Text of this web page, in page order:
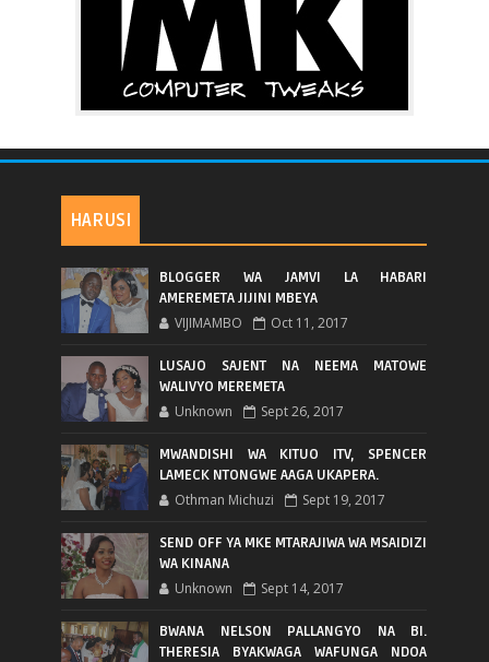
HARUSI
BLOGGER WA JAMVI LA HABARI
AMEREMETA JIJINI MBEYA
VIJIMAMBO Oct 11, 2017
LUSAJO SAJENT NA NEEMA MATOWE
WALIVYO MEREMETA
Unknown Sept 26, 2017
MWANDISHI WA KITUO ITV, SPENCER
LAMECK NTONGWE AAGA UKAPERA.
Othman Michuzi Sept 19, 2017
SEND OFF YA MKE MTARAJIWA WA MSAIDIZI
WA KINANA
Unknown Sept 14, 2017
BWANA NELSON PALLANGYO NA BI.
THERESIA BYAKWAGA WAFUNGA NDOA